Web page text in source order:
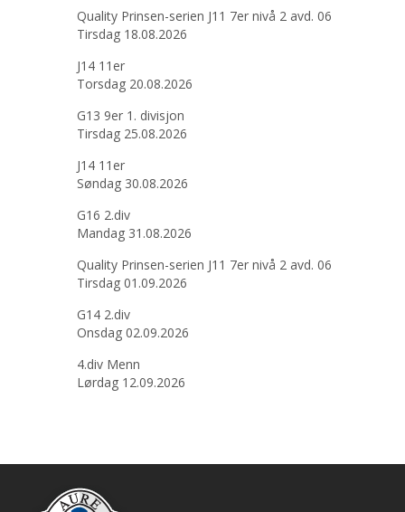
Quality Prinsen-serien J11 7er nivå 2 avd. 06
Tirsdag 18.08.2026
J14 11er
Torsdag 20.08.2026
G13 9er 1. divisjon
Tirsdag 25.08.2026
J14 11er
Søndag 30.08.2026
G16 2.div
Mandag 31.08.2026
Quality Prinsen-serien J11 7er nivå 2 avd. 06
Tirsdag 01.09.2026
G14 2.div
Onsdag 02.09.2026
4.div Menn
Lørdag 12.09.2026